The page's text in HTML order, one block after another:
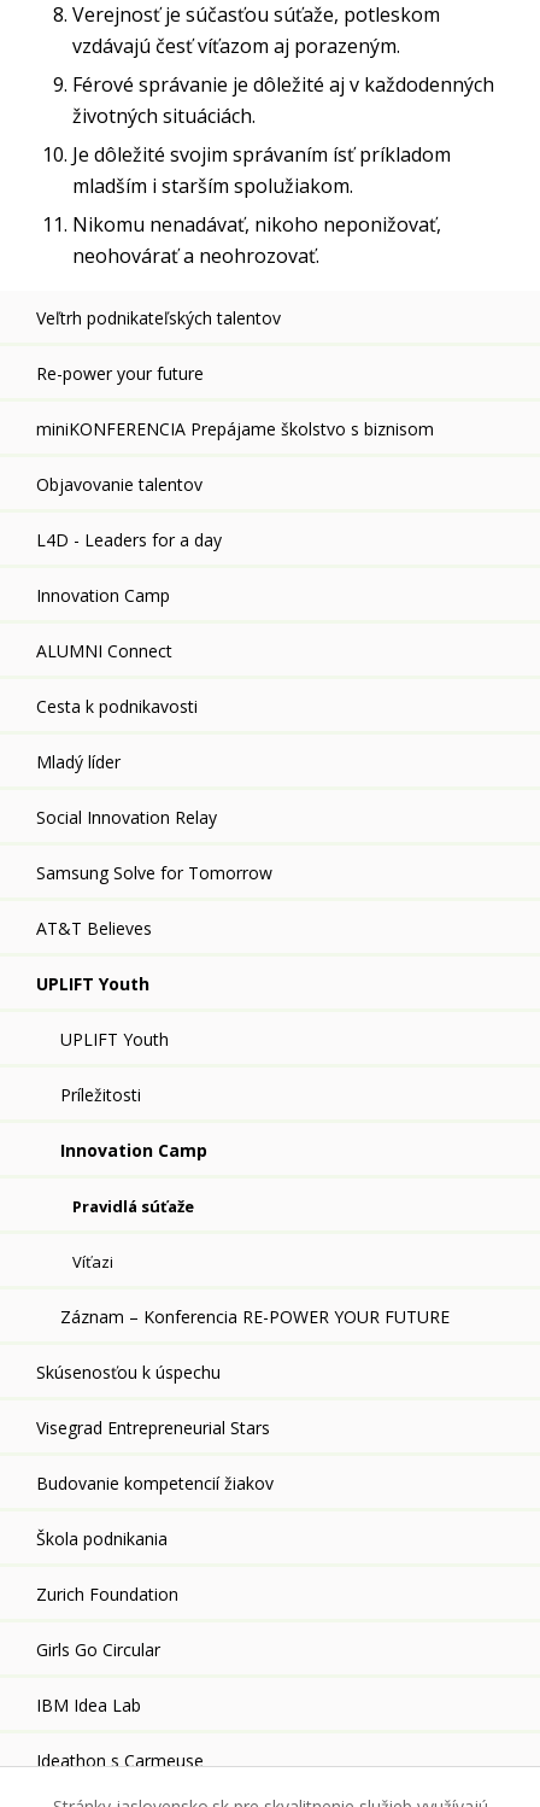
Verejnosť je súčasťou súťaže, potleskom
vzdávajú česť víťazom aj porazeným.
Férové správanie je dôležité aj v každodenných
životných situáciách.
Je dôležité svojim správaním ísť príkladom
mladším i starším spolužiakom.
Nikomu nenadávať, nikoho neponižovať,
neohovárať a neohrozovať.
Veľtrh podnikateľských talentov
Re-power your future
miniKONFERENCIA Prepájame školstvo s biznisom
Objavovanie talentov
L4D - Leaders for a day
Innovation Camp
ALUMNI Connect
Cesta k podnikavosti
Mladý líder
Social Innovation Relay
Samsung Solve for Tomorrow
AT&T Believes
UPLIFT Youth
UPLIFT Youth
Príležitosti
Innovation Camp
Pravidlá súťaže
Víťazi
Záznam – Konferencia RE-POWER YOUR FUTURE
Skúsenosťou k úspechu
Visegrad Entrepreneurial Stars
Budovanie kompetencií žiakov
Škola podnikania
Zurich Foundation
Girls Go Circular
IBM Idea Lab
Ideathon s Carmeuse